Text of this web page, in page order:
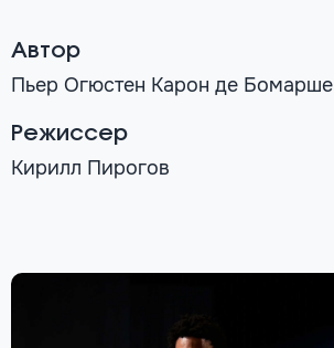
Автор
Пьер Огюстен Карон де Бомарше
Режиссер
Кирилл Пирогов